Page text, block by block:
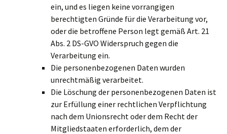
ein, und es liegen keine vorrangigen
berechtigten Gründe für die Verarbeitung vor,
oder die betroffene Person legt gemäß Art. 21
Abs. 2 DS-GVO Widerspruch gegen die
Verarbeitung ein.
Die personenbezogenen Daten wurden
unrechtmäßig verarbeitet.
Die Löschung der personenbezogenen Daten ist
zur Erfüllung einer rechtlichen Verpflichtung
nach dem Unionsrecht oder dem Recht der
Mitgliedstaaten erforderlich, dem der